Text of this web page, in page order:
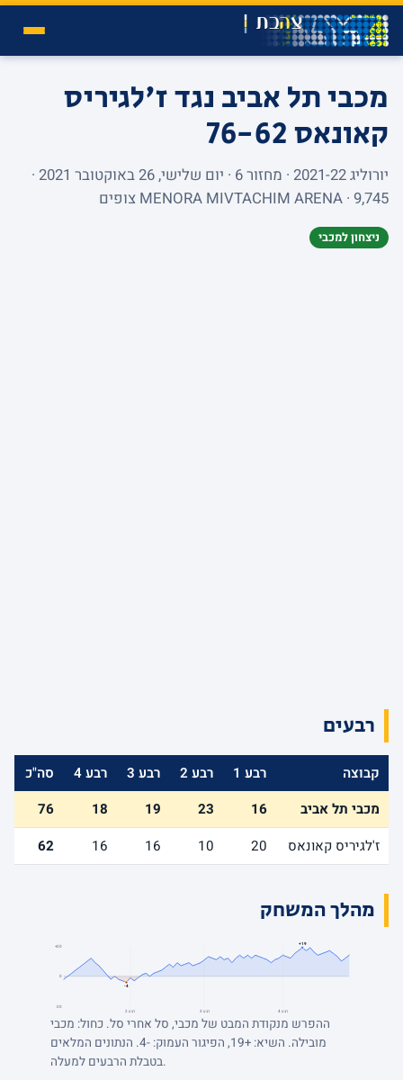
מכבי תל אביב נגד ז'לגיריס
קאונאס76-62
יורוליג 2021-22 · מחזור 6 · יום שלישי, 26 באוקטובר 2021 ·
MENORA MIVTACHIM ARENA · 9,745 צופים
ניצחון למכבי
רבעים
קבוצה רבע 1 רבע 2 רבע 3 רבע 4
סה"כ
מכבי תל אביב
16
23
19
18
76
ז'לגיריס קאונאס
20
10
16
16
62
מהלך המשחק
+20
0
-20
+19
-4
רבע 2 רבע 3 רבע 4
ההפרש מנקודת המבט של מכבי, סל אחרי סל. כחול: מכבי
מובילה. השיא: +19, הפיגור העמוק: -4. הנתונים המלאים
בטבלת הרבעים למעלה.